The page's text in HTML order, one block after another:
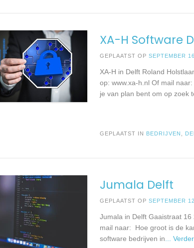
XA-H Software
GEPLAATST OPSEPTEMBER
XA-H in Delft Roland
op: www.xa-h.nl Of mail naar:
je van plan bent om op zoek
GEPLAATST IN BEDRIJVEN
Jumala Delft
GEPLAATST OPSEPTEMBER
Jumala in Delft Gaaistraat
mail naar: Hoe groot is de
software bedrijven in ...